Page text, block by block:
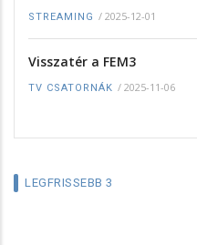
STREAMING / 2025-12-01
Visszatér a FEM3
TV CSATORNÁK / 2025-11-06
LEGFRISSEBB 3